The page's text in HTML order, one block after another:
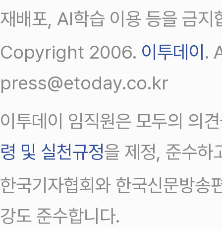
재배포, AI학습 이용 등을 금지
Copyright 2006. 이투데이 .
press@etoday.co.kr
이투데이 임직원은 모두의 의
령 및 실천규정을 제정, 준수하
한국기자협회와 한국신문방송
강도 준수합니다.